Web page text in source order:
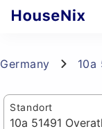
Germany 10a
Standort